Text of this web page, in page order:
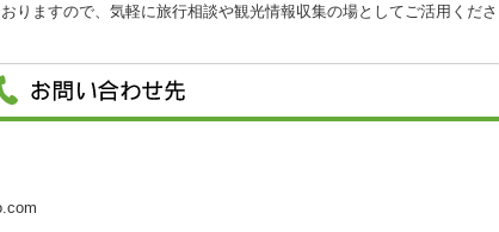
りますので、気軽に旅行相談や観光情報収集の場としてご活用くださ